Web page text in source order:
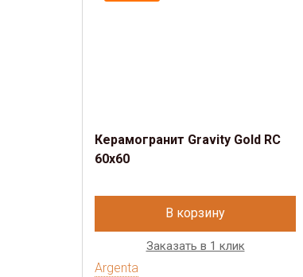
Керамогранит Gravity Gold RC
60x60
В корзину
Заказать в 1 клик
Argenta